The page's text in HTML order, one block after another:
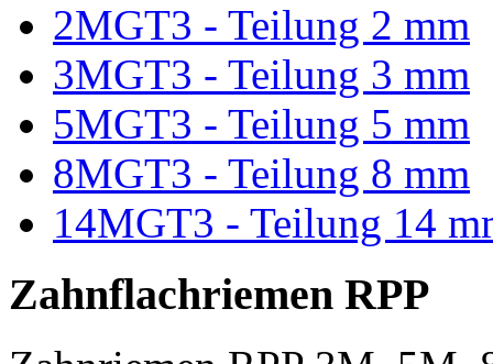
2MGT3 - Teilung 2 mm
3MGT3 - Teilung 3 mm
5MGT3 - Teilung 5 mm
8MGT3 - Teilung 8 mm
14MGT3 - Teilung 14
Zahnflachriemen RPP